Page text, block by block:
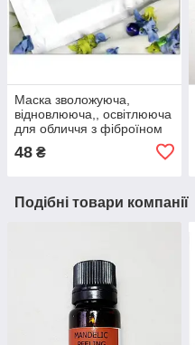
Маска зволожуюча,
відновлююча,, освітлююча
для обличчя з фіброїном
48 ₴
Подібні товари компанії